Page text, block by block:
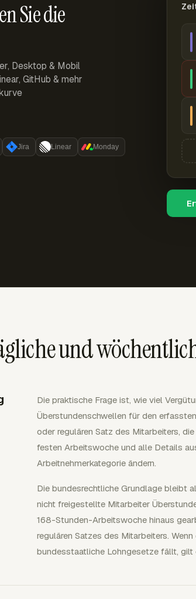
Sie die
Desktop & Mobil
GitHub & mehr
Jira Linear Monday
und
Die praktische Frage ist, wie viel
Überstundenschwellen für den
oder regulären Satz des Mitarbeiters,
festen Arbeitswoche und alle Details
Arbeitnehmerkategorie ändern.
Die bundesrechtliche Grundlage bleibt
nicht freigestellte Mitarbeiter
168-Stunden-Arbeitswoche hinaus
regulären Satzes des Mitarbeiters.
bundesstaatliche Lohngesetze fällt, gilt